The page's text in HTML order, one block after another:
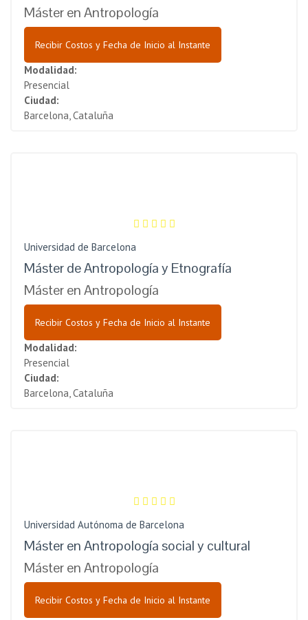
Máster en Antropología
Recibir Costos y Fecha de Inicio al Instante
Modalidad:
Presencial
Ciudad:
Barcelona, Cataluña
Universidad de Barcelona
Máster de Antropología y Etnografía
Máster en Antropología
Recibir Costos y Fecha de Inicio al Instante
Modalidad:
Presencial
Ciudad:
Barcelona, Cataluña
Universidad Autónoma de Barcelona
Máster en Antropología social y cultural
Máster en Antropología
Recibir Costos y Fecha de Inicio al Instante